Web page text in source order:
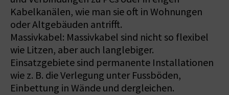
Kabelkanälen, wie man sie oft in Wohnungen
oder Altgebäuden antrifft.
Massivkabel: Massivkabel sind nicht so flexibel
wie Litzen, aber auch langlebiger.
Einsatzgebiete sind permanente Installationen
wie z. B. die Verlegung unter Fussböden,
Einbettung in Wände und dergleichen.